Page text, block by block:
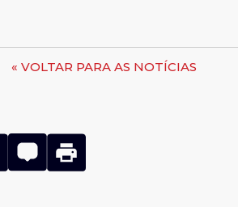
« VOLTAR PARA AS NOTÍCIAS